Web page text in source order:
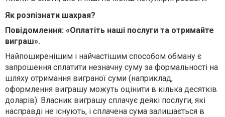
Як розпізнати шахрая?
Повідомлення: «Оплатіть наші послуги та отримайте
виграш».
Найпоширенішим і найчастішим способом обману є
запрошення сплатити незначну суму за формальності на
шляху отримання виграної суми (наприклад,
оформлення виграшу можуть оцінити в кілька десятків
доларів). Власник виграшу сплачує деякі послуги, які
насправді не існують, і сплачена сума залишається в